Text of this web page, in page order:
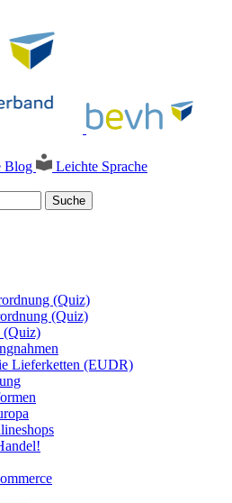
Blog
Leichte Sprache
Suche
(Quiz)
(Quiz)
(Quiz)
Lieferketten (EUDR)